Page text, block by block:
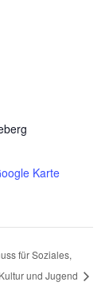
Karte
für Soziales,
und Jugend